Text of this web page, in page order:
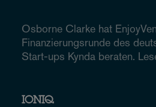
Osborne Clarke hat
Finanzierungsrunde des
Start-ups Kynda beraten.
IONIQ